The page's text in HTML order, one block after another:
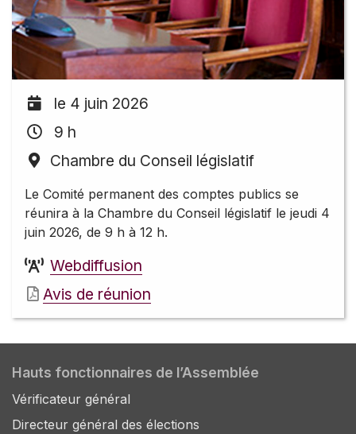
le 4 juin 2026
9 h
Chambre du Conseil législatif
Le Comité permanent des comptes publics se
réunira à la Chambre du Conseil législatif le jeudi 4
juin 2026, de 9 h à 12 h.
Webdiffusion
Avis de réunion
Hauts fonctionnaires de l’Assemblée
Vérificateur général
Directeur général des élections